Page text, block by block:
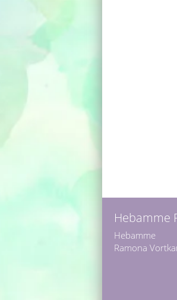
Hebamme
Hebamme
Ramona